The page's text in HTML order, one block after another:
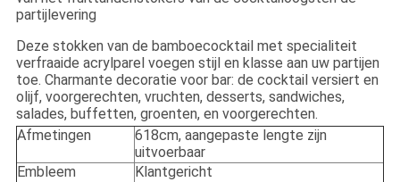
partijlevering
Deze stokken van de bamboecocktail met specialiteit
verfraaide acrylparel voegen stijl en klasse aan uw partijen
toe. Charmante decoratie voor bar: de cocktail versiert en
olijf, voorgerechten, vruchten, desserts, sandwiches,
salades, buffetten, groenten, en voorgerechten.
Afmetingen
618cm, aangepaste lengte zijn
uitvoerbaar
Embleem
Klantgericht